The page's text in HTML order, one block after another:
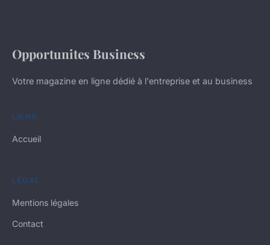
Opportunites Business
Votre magazine en ligne dédié à l'entreprise et au business
LIENS
Accueil
LÉGAL
Mentions légales
Contact